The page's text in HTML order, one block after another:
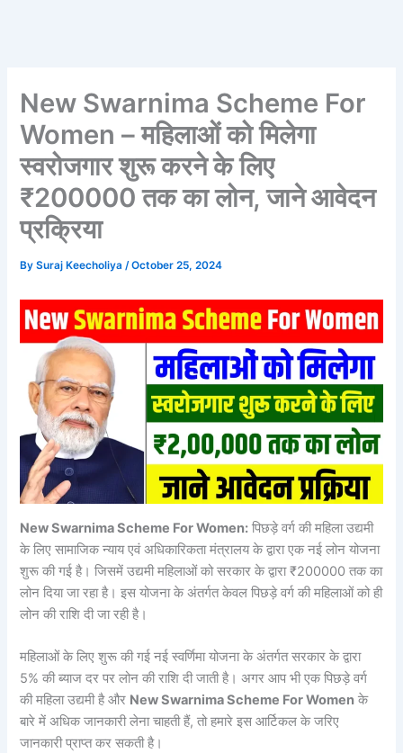
New Swarnima Scheme For
Women – महिलाओं को मिलेगा
स्वरोजगार शुरू करने के लिए
₹200000 तक का लोन, जाने आवेदन
प्रक्रिया
BySuraj Keecholiya/October 25, 2024
New Swarnima Scheme For Women: पिछड़े वर्ग की महिला उद्यमी
के लिए सामाजिक न्याय एवं अधिकारिकता मंत्रालय के द्वारा एक नई लोन योजना
शुरू की गई है। जिसमें उद्यमी महिलाओं को सरकार के द्वारा ₹200000 तक का
लोन दिया जा रहा है। इस योजना के अंतर्गत केवल पिछड़े वर्ग की महिलाओं को ही
लोन की राशि दी जा रही है।
महिलाओं के लिए शुरू की गई नई स्वर्णिमा योजना के अंतर्गत सरकार के द्वारा
5% की ब्याज दर पर लोन की राशि दी जाती है। अगर आप भी एक पिछड़े वर्ग
की महिला उद्यमी है और New Swarnima Scheme For Women के
बारे में अधिक जानकारी लेना चाहती हैं, तो हमारे इस आर्टिकल के जरिए
जानकारी प्राप्त कर सकती है।